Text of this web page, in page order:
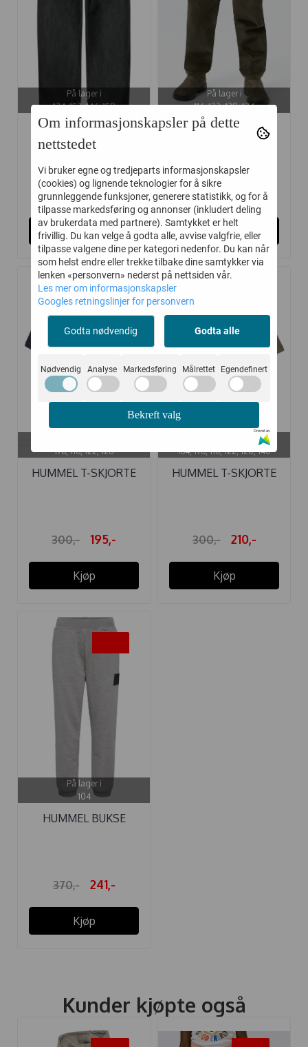
På lager i
134, 152, 146, 158
MOLO BUKSE AIDEN
CHARCOAL ...
799,- 479,-
Kjøp
På lager i
116, 122, 128, 134
MOLO BUKSE ANDY
599,- 359,-
Kjøp
-35%
176, 116, 122, 128
HUMMEL T-SKJORTE
300,- 195,-
Kjøp
164, 176, 116, 122, 128, 140
HUMMEL T-SKJORTE
300,- 210,-
Kjøp
På lager i
104
HUMMEL BUKSE
370,- 241,-
Kjøp
Kunder kjøpte også
Om informasjonskapsler på dette
nettstedet
Vi bruker egne og tredjeparts informasjonskapsler
(cookies) og lignende teknologier for å sikre
grunnleggende funksjoner, generere statistikk, og for å
tilpasse markedsføring og annonser (inkludert deling
av brukerdata med partnere). Samtykket er helt
frivillig. Du kan velge å godta alle, avvise valgfrie, eller
tilpasse valgene dine per kategori nedenfor. Du kan når
som helst endre eller trekke tilbake dine samtykker via
lenken «personvern» nederst på nettsiden vår.
Les mer om informasjonskapsler
Googles retningslinjer for personvern
Godta nødvendig Godta alle
Nødvendig Analyse Markedsføring Målrettet Egendefinert
Bekreft valg
Drevet av